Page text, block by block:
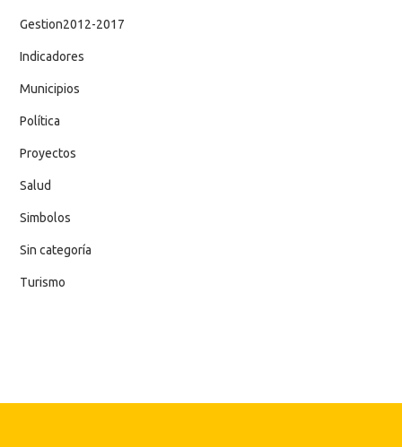
Gestion2012-2017
Indicadores
Municipios
Política
Proyectos
Salud
Simbolos
Sin categoría
Turismo